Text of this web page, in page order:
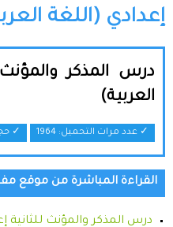
إعدادي (اللغة
درس المذكر والمؤنث
العربية)
✓ عدد مرات التحميل: 1964 ✓
القراءة المباشرة من موقع
درس المذكر والمؤنث للثانية